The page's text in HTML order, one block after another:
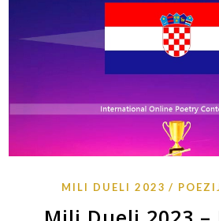
MILI DUELI 2023